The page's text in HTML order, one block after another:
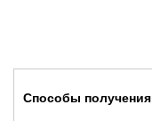
Способы